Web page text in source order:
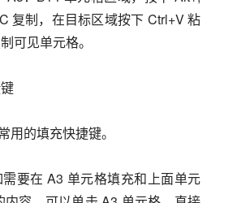
复制，在目标区域按下 Ctrl+V 粘
可见单元格。
用的填充快捷键。
要在 A3 单元格填充和上面单元